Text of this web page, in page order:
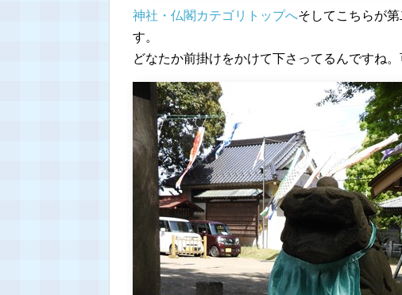
神社・仏閣カテゴリトップへそしてこちらが
す。
どなたか前掛けをかけて下さってるんですね。